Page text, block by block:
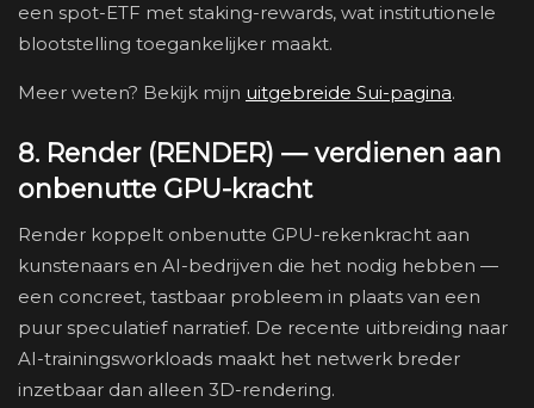
een spot-ETF met staking-rewards, wat institutionele
blootstelling toegankelijker maakt.
Meer weten? Bekijk mijn uitgebreide Sui-pagina.
8. Render (RENDER) — verdienen aan
onbenutte GPU-kracht
Render koppelt onbenutte GPU-rekenkracht aan
kunstenaars en AI-bedrijven die het nodig hebben —
een concreet, tastbaar probleem in plaats van een
puur speculatief narratief. De recente uitbreiding naar
AI-trainingsworkloads maakt het netwerk breder
inzetbaar dan alleen 3D-rendering.